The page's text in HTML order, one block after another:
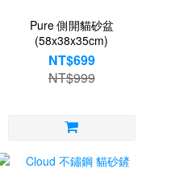
Pure 側開貓砂盆
(58x38x35cm)
NT$699
NT$999